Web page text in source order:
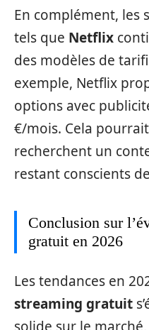
En complément, les
tels que Netflix
des modèles de
exemple, Netflix
options avec
€/mois. Cela
recherchent un
restant conscients
Conclusion sur
gratuit en 2026
Les tendances en
streaming gratuit
solide sur le